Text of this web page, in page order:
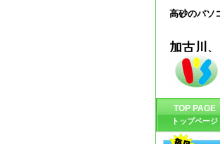
高砂のパソ
加古川
TOP PAGE
トップページ